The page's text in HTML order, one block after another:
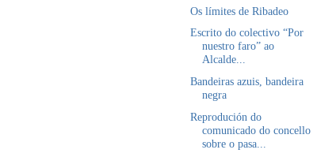
Os límites de Ribadeo
Escrito do colectivo “Por
nuestro faro” ao
Alcalde...
Bandeiras azuis, bandeira
negra
Reprodución do
comunicado do concello
sobre o pasa...